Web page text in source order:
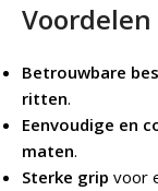
Betrouwbare
ritten.
Eenvoudige en
maten.
Sterke grip voor